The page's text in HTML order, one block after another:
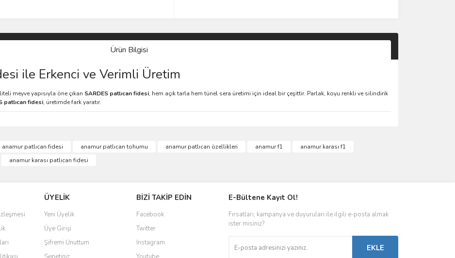
Ürün Bilgisi
ile Erkenci ve Verimli Üretim
meyve yapısıyla öne çıkan SARDES patlıcan fidesi, hem açık tarla hem tünel sera üretimi için ideal bir çeşittir. Parlak, koyu renkli ve silindirik
patlıcan fidesi, üretimde fark yaratır.
anamur patlıcan fidesi anamur patlıcan tohumu anamur patlıcan özellikleri anamur f1
anamur karası f1
anamur karası patlıcan fidesi
ÜYELİK
Yeni Üyelik
Üye Girişi
Şifremi Unuttum
BİZİ TAKİP EDİN
Facebook
Twitter
Instagram
E-Bültene Kayıt Ol!
Fırsatları, kampanya ve duyuruları ile ilgili e-posta almak
ister misiniz?
EKLE